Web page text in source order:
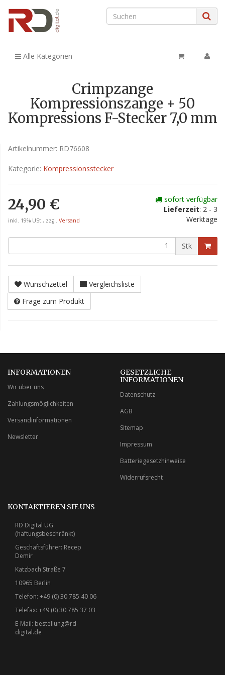
Alle Kategorien
Crimpzange
Kompressionszange + 50
Kompressions F-Stecker 7,0 mm
Artikelnummer: RD76608
Kategorie: Kompressionsstecker
24,90 €
inkl. 19% USt., zzgl. Versand
sofort verfügbar
Lieferzeit: 2 - 3
Werktage
Stk
Wunschzettel
Vergleichsliste
Frage zum Produkt
INFORMATIONEN
Wir über uns
Zahlungsmöglichkeiten
Versandinformationen
Newsletter
GESETZLICHE
INFORMATIONEN
Datenschutz
AGB
Sitemap
Impressum
Batteriegesetzhinweise
Widerrufsrecht
KONTAKTIEREN SIE UNS
RD Digital UG
(haftungsbeschränkt)
Geschäftsführer: Recep
Demir
Katzbach Straße 7
10965 Berlin
Telefon: +49 (0) 30 785 40 06
Telefax: +49 (0) 30 785 37 03
E-Mail: bestellung@rd-
digital.de